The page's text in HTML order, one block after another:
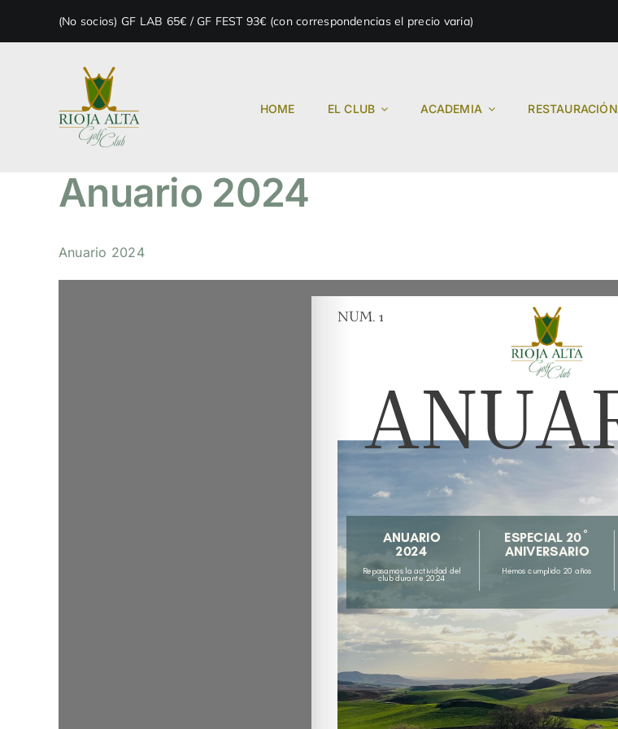
(No socios) GF LAB 65€ / GF FEST 93€ (con correspondencias el precio varia)
HOME EL CLUB ACADEMIA RESTAURACIÓN
Anuario 2024
Anuario 2024